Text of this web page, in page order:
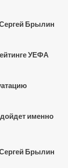
Брылин
УЕФА
именно
Брылин